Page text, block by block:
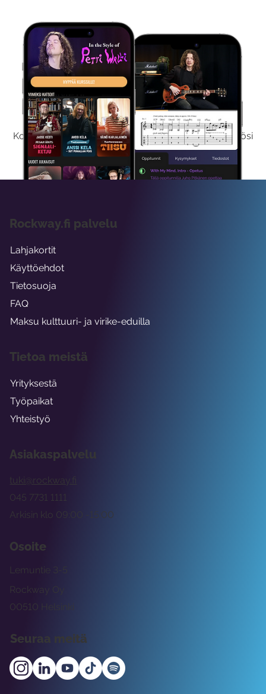
Kokeile Ilmaiseksi
Kokeilemalla ilmaiseksi saat koko sisältömme käyttöösi
viikon ajaksi.
Asiakaspalvelu
tuki@rockway.fi
Arkisin klo 09:00 -15:00
045 7731 1111
Osoite
Rockway Oy
Lemuntie 3-5
00510 Helsinki
Seuraa meitä
Rockway.fi palvelu
Lahjakortit
Käyttöehdot
Tietosuoja
FAQ
Maksu kulttuuri- ja virike-eduilla
Tietoa meistä
Yrityksestä
Työpaikat
Yhteistyö